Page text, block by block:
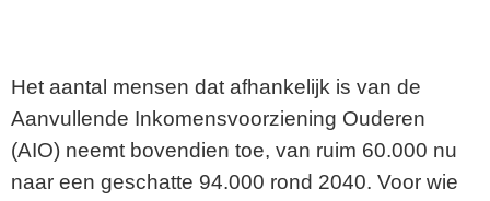
Het aantal mensen dat afhankelijk is van de
Aanvullende Inkomensvoorziening Ouderen
(AIO) neemt bovendien toe, van ruim 60.000 nu
naar een geschatte 94.000 rond 2040. Voor wie